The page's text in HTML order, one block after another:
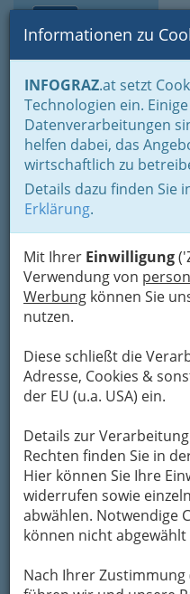
Informationen zu
INFOGRAZ.at setzt
Technologien ein.
Datenverarbeitungen
helfen dabei, das
wirtschaftlich zu
Details dazu finden Sie
Erklärung.
Mit Ihrer Einwilligung
Verwendung von
Werbung können Sie
nutzen.
Diese schließt die
Adresse, Cookies &
der EU (u.a. USA) ein.
Details zur
Rechten finden Sie in
Hier können Sie Ihre
widerrufen sowie
abwählen. Notwendige
können nicht abgewählt
Nach Ihrer Zustimmung
Home Lifestyle
Hoamat -
Buschenschank
steirische
Wie auch
korrekt ist,
bietet auch
Durch die
Josef II. die
für den
geschaffen.